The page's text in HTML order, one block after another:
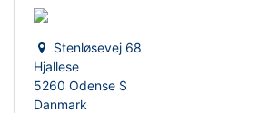
Stenløsevej 68
Hjallese
5260 Odense S
Danmark